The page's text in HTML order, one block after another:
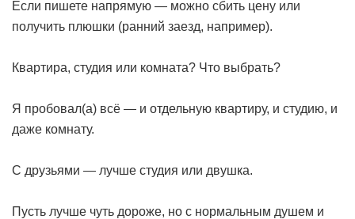
Если пишете напрямую — можно сбить цену или
получить плюшки (ранний заезд, например).
Квартира, студия или комната? Что выбрать?
Я пробовал(а) всё — и отдельную квартиру, и студию, и
даже комнату.
С друзьями — лучше студия или двушка.
Пусть лучше чуть дороже, но с нормальным душем и